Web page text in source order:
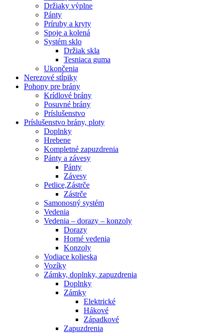
Držiaky výplne
Pánty
Príruby a kryty
Spoje a kolená
Systém sklo
Držiak skla
Tesniaca guma
Ukončenia
Nerezové stĺpiky
Pohony pre brány
Krídlové brány
Posuvné brány
Príslušenstvo
Príslušenstvo brány, ploty
Doplnky
Hrebene
Kompletné zapuzdrenia
Pánty a závesy
Pánty
Závesy
Petlice,Zástrče
Zástrče
Samonosný systém
Vedenia
Vedenia – dorazy – konzoly
Dorazy
Horné vedenia
Konzoly
Vodiace kolieska
Vozíky
Zámky, doplnky, zapuzdrenia
Doplnky
Zámky
Elektrické
Hákové
Západkové
Zapuzdrenia